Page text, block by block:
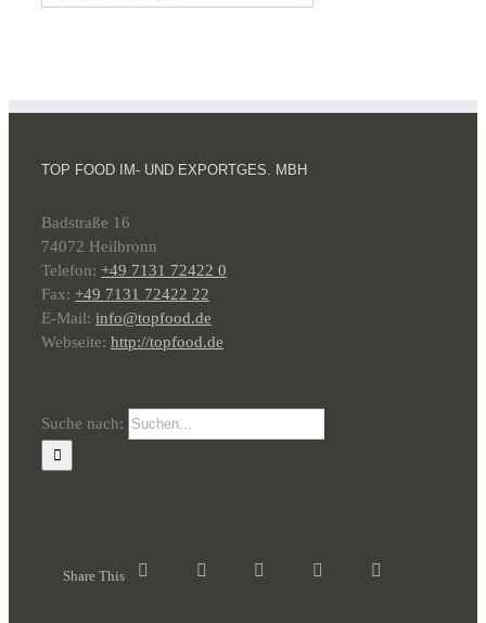
TOP FOOD IM- UND EXPORTGES. MBH
Badstraße 16
74072 Heilbronn
Telefon: +49 7131 72422 0
Fax: +49 7131 72422 22
E-Mail: info@topfood.de
Webseite: http://topfood.de
Suche nach:
Share This